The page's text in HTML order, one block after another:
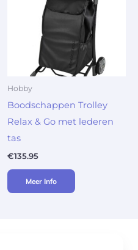
Hobby
Boodschappen Trolley
Relax & Go met lederen
tas
€135.95
Meer Info